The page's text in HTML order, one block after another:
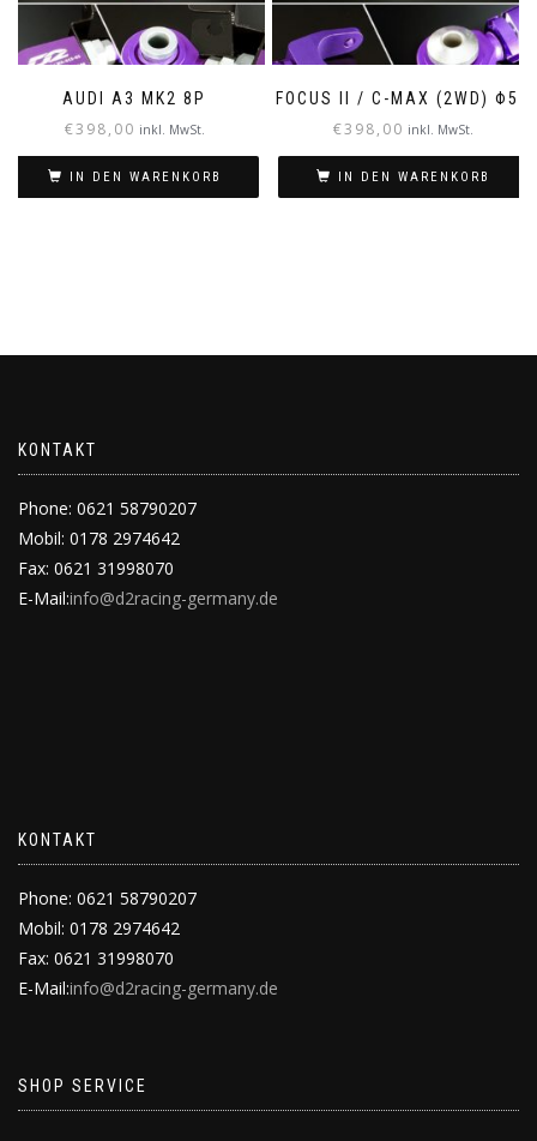
AUDI A3 MK2 8P
€398,00 inkl. MwSt.
IN DEN WARENKORB
FOCUS II / C-MAX (2WD) Φ52
€398,00 inkl. MwSt.
IN DEN WARENKORB
KONTAKT
Phone: 0621 58790207
Mobil: 0178 2974642
Fax: 0621 31998070
E-Mail:info@d2racing-germany.de
KONTAKT
Phone: 0621 58790207
Mobil: 0178 2974642
Fax: 0621 31998070
E-Mail:info@d2racing-germany.de
SHOP SERVICE